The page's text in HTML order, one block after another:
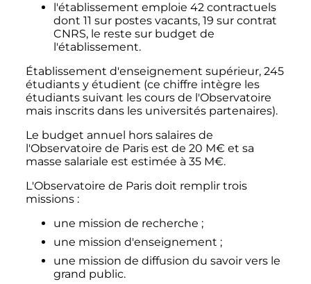
l'établissement emploie 42 contractuels
dont 11 sur postes vacants, 19 sur contrat
CNRS, le reste sur budget de
l'établissement.
Établissement d'enseignement supérieur, 245
étudiants y étudient (ce chiffre intègre les
étudiants suivant les cours de l'Observatoire
mais inscrits dans les universités partenaires).
Le budget annuel hors salaires de
l'Observatoire de Paris est de 20 M€ et sa
masse salariale est estimée à 35 M€.
L'Observatoire de Paris doit remplir trois
missions :
une mission de recherche ;
une mission d'enseignement ;
une mission de diffusion du savoir vers le
grand public.